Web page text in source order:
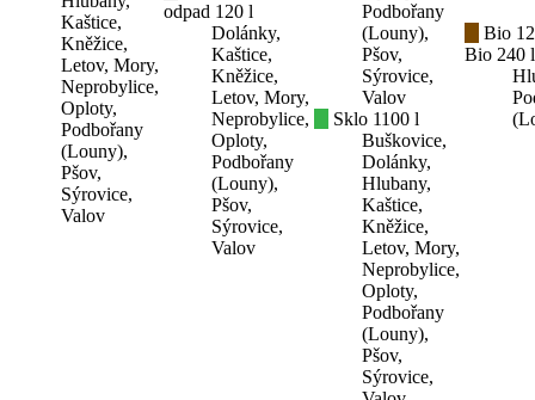
Kaštice,
Kněžice,
Letov, Mory,
Neprobylice,
Oploty,
Podbořany
(Louny),
Pšov,
Sýrovice,
Valov
odpad 120 l
Dolánky,
Kaštice,
Kněžice,
Letov, Mory,
Neprobylice,
Oploty,
Podbořany
(Louny),
Pšov,
Sýrovice,
Valov
Podbořany
(Louny),
Pšov,
Sýrovice,
Valov
Sklo 1100 l
Buškovice,
Dolánky,
Hlubany,
Kaštice,
Kněžice,
Letov, Mory,
Neprobylice,
Oploty,
Podbořany
(Louny),
Pšov,
Sýrovice,
Bio
Bio 240 l